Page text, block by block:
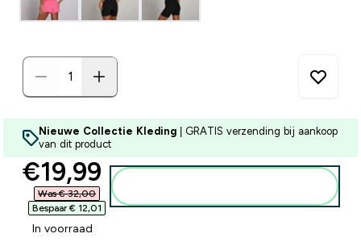
Nieuwe Collectie Kleding | GRATIS verzending bij aankoop
van dit product
discounted price
€19,99‎
Was € 32,00‎
Bespaar € 12,01‎
In voorraad